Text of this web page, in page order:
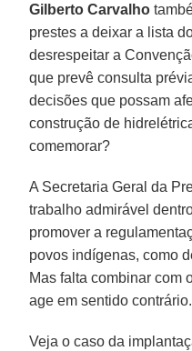
Gilberto Carvalho
prestes a deixar a lista
desrespeitar a
que prevê consulta
decisões que possam
construção de
comemorar?
A Secretaria Geral da
trabalho admirável
promover a
povos indígenas, como
Mas falta combinar com
age em sentido contrário.
Veja o caso da